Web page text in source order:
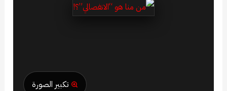
تكبير الصورة